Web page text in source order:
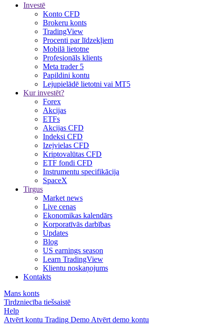
Investē
Konto CFD
Brokeru konts
TradingView
Procenti par līdzekļiem
Mobilā lietotne
Profesionāls klients
Meta trader 5
Papildini kontu
Lejupielādē lietotni vai MT5
Kur investēt?
Forex
Akcijas
ETFs
Akcijas CFD
Indeksi CFD
Izejvielas CFD
Kriptovalūtas CFD
ETF fondi CFD
Instrumentu specifikācija
SpaceX
Tirgus
Market news
Live cenas
Ekonomikas kalendārs
Korporatīvās darbības
Updates
Blog
US earnings season
Learn TradingView
Klientu noskaņojums
Kontakts
Mans konts
Tirdzniecība tiešsaistē
Help
Atvērt kontu Trading Demo Atvērt demo kontu